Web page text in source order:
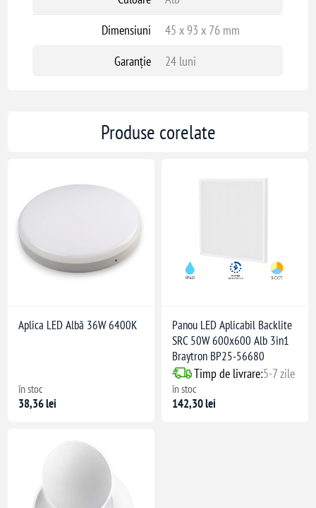
Dimensiuni
45 x 93 x 76 mm
Garanție
24 luni
Produse corelate
Aplica LED Albă 36W 6400K
în stoc
38,36 lei
Panou LED Aplicabil Backlite
SRC 50W 600x600 Alb 3in1
Braytron BP25-56680
Timp de livrare:5-7 zile
în stoc
142,30 lei